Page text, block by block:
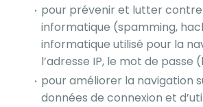
pour prévenir et lutter
informatique (spamming,
informatique utilisé pour la
l’adresse IP, le mot de passe
pour améliorer la navigation
données de connexion et